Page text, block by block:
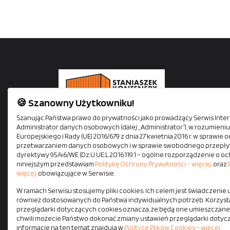
Staniaszek Kontenery oferuje kontenery mieszkalne,
biurowe, socjalne i magazynowe. Siedziba firmy
się tuż przy autostradzie A1. Zapewniamy szybki i
bezpieczny transport na terenie całej Polski
pojazdami z HDS-em. Wszystkie kontenery
od ręki.
🍪 Szanowny Użytkowniku!
Szanując Państwa prawo do prywatności jako prowadzący Serwis
Administrator danych osobowych (dalej „Administrator”), w
Europejskiego i Rady (UE) 2016/679 z dnia 27 kwietnia 2016 r. w
przetwarzaniem danych osobowych i w sprawie swobodnego
dyrektywy 95/46/WE (Dz.U.UE.L.2016.119.1 – ogólne rozporządzenie o
niniejszym przedstawiam Politykę Ochrony Prywatności – więcej,oraz
więcej,obowiązujące w Serwisie.
W ramach Serwisu stosujemy pliki cookies. Ich celem jest świadczenie
również dostosowanych do Państwa indywidualnych potrzeb.
przeglądarki dotyczących cookies oznacza, że będą one
chwili możecie Państwo dokonać zmiany ustawień przeglądarki
informacje na ten temat znajdują wPolityce Plików Cookies – więcej.